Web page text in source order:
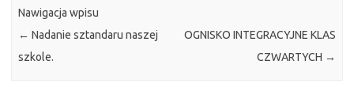
Nawigacja wpisu
← Nadanie sztandaru naszej
szkole.
OGNISKO INTEGRACYJNE KLAS
CZWARTYCH →